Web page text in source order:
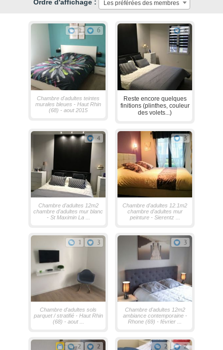
Ordre d'affichage : Les préférées des membres
1 6
Chambre d'adultes teintes
murales bleues - Haut Rhin
(68) - aout 2015
4
Reste encore quelques
finitions (plinthes, couleur
des volets...)
4
Chambre d'adultes 12m2
chambre d'adultes mur blanc
- St Maximin La ...
3
Chambre d'adultes 12.1m2
chambre d'adultes mur
peinture - Sierentz ...
1 3
Chambre d'adultes sols
parquet / stratifié - Haut Rhin
(68) - aout ...
3
Chambre d'adultes 12m2
ambiance contemporaine -
Rhone (69) - février ...
2 2 2 2